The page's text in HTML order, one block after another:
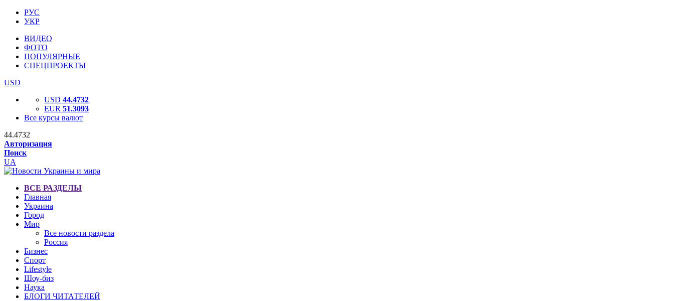
РУС
УКР
ВИДЕО
ФОТО
ПОПУЛЯРНЫЕ
СПЕЦПРОЕКТЫ
USD
USD 44.4732
EUR 51.3093
Все курсы валют
44.4732
Авторизация
Поиск
UA
ВСЕ РАЗДЕЛЫ
Главная
Украина
Город
Мир
Все новости раздела
Россия
Бизнес
Спорт
Lifestyle
Шоу-биз
Наука
БЛОГИ ЧИТАТЕЛЕЙ